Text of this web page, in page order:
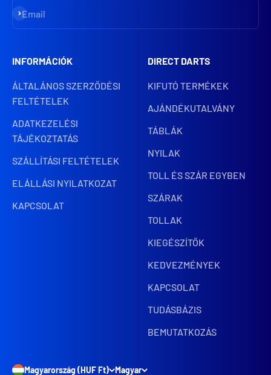
Email
Iratkozz fel
INFORMÁCIÓK
ÁLTALÁNOS SZERZŐDÉSI
FELTÉTELEK
ADATKEZELÉSI
TÁJÉKOZTATÁS
SZÁLLÍTÁSI FELTÉTELEK
ELÁLLÁSI NYILATKOZAT
KAPCSOLAT
DIRECT DARTS
KIFUTÓ TERMÉKEK
AJÁNDÉKUTALVÁNY
TÁBLÁK
NYILAK
TOLL ÉS SZÁR EGYBEN
SZÁRAK
TOLLAK
KIEGÉSZÍTŐK
KEDVEZMÉNYEK
KAPCSOLAT
TUDÁSBÁZIS
BEMUTATKOZÁS
Magyarország (HUF Ft) Magyar